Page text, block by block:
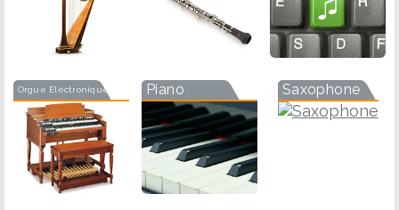
Orgue Electronique Piano Saxophone